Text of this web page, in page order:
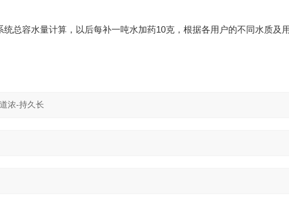
统总容水量计算，以后每补一吨水加药10克，根据各用户的不同水质及